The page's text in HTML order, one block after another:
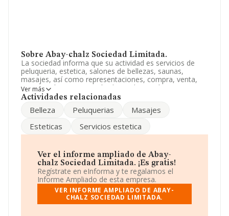
Sobre Abay-chalz Sociedad Limitada.
La sociedad informa que su actividad es servicios de
peluqueria, estetica, salones de bellezas, saunas,
masajes, así como representaciones, compra, venta,
importación y exportación de productos de cosmeticas.
el alquiler, compra, venta, importación y exportaci. La
corresponde a 9621 con código '%cnae%'. No realiza
La empresa españolaAbay-chalz Sociedad Limitada,
domicilio fiscal en Calle Sabino Berthelot núm. 33,
(35016), Las Palmas De Gran Canaria, en Las Palmas,
Islas Canarias.
En relación con el sector y disponiendo de los datos de
hasta 27.497 empresas, en el ámbito nacional la
facturación alcanza la cifra de 868 millones de euros y la
Ver más
Actividades relacionadas
Belleza Peluquerias
Masajes
Esteticas
Servicios estetica
Ver el informe ampliado de Abay-
chalz Sociedad Limitada. ¡Es gratis!
Regístrate en eInforma y te regalamos el
Informe Ampliado de esta empresa.
VER INFORME AMPLIADO DE ABAY-
CHALZ SOCIEDAD LIMITADA.